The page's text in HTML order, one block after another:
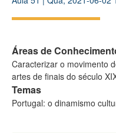
Áreas de
Caracterizar o movimento
artes de finais do século
Temas
Portugal: o dinamismo